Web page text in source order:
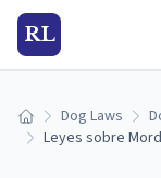
RL
Inicio Dog Laws